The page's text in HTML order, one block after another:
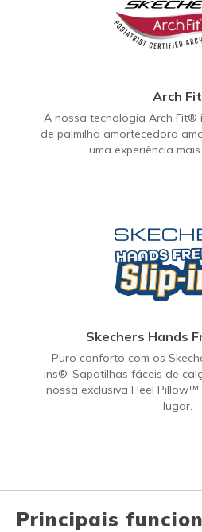
Arch Fit
A nossa tecnologia Arch Fit®
de palmilha amortecedora
uma experiência
Skechers Hands
Puro conforto com os
ins®. Sapatilhas fáceis de
nossa exclusiva Heel
lugar.
Principais